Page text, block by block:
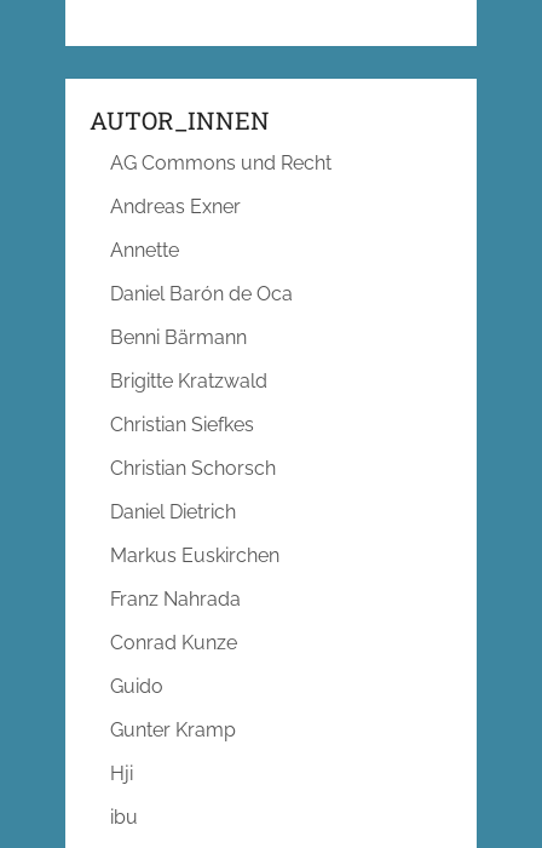
AUTOR_INNEN
AG Commons und Recht
Andreas Exner
Annette
Daniel Barón de Oca
Benni Bärmann
Brigitte Kratzwald
Christian Siefkes
Christian Schorsch
Daniel Dietrich
Markus Euskirchen
Franz Nahrada
Conrad Kunze
Guido
Gunter Kramp
Hji
ibu